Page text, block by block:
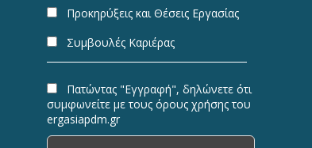
Προκηρύξεις και Θέσεις Εργασίας
Συμβουλές Καριέρας
Πατώντας "Εγγραφή", δηλώνετε ότι
συμφωνείτε με τους όρους χρήσης του
ergasiapdm.gr